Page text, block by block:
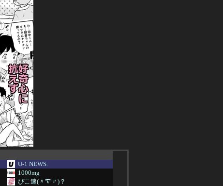
U-1 NEWS.
1000mg
ぴこ速(〃'∇'〃)？